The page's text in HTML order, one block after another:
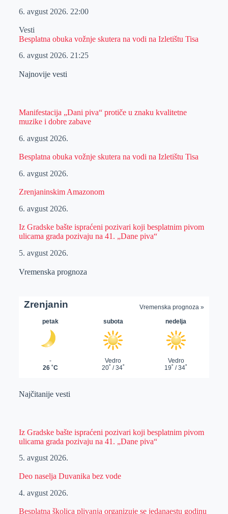
6. avgust 2026. 22:00
Vesti
Besplatna obuka vožnje skutera na vodi na Izletištu Tisa
6. avgust 2026. 21:25
Najnovije vesti
Manifestacija „Dani piva“ protiče u znaku kvalitetne
muzike i dobre zabave
6. avgust 2026.
Besplatna obuka vožnje skutera na vodi na Izletištu Tisa
6. avgust 2026.
Zrenjaninskim Amazonom
6. avgust 2026.
Iz Gradske bašte ispraćeni pozivari koji besplatnim pivom
ulicama grada pozivaju na 41. „Dane piva“
5. avgust 2026.
Vremenska prognoza
Najčitanije vesti
Iz Gradske bašte ispraćeni pozivari koji besplatnim pivom
ulicama grada pozivaju na 41. „Dane piva“
5. avgust 2026.
Deo naselja Duvanika bez vode
4. avgust 2026.
Besplatna školica plivanja organizuje se jedanaestu godinu